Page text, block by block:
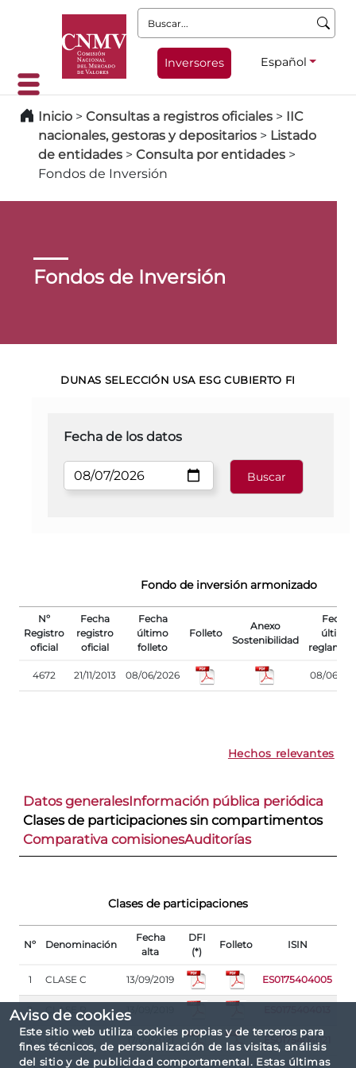
Aviso de cookies
Este sitio web utiliza cookies propias y de terceros para
fines técnicos, de personalización de las visitas, análisis
del sitio y de publicidad comportamental. Estas últimas
Buscar:
Inversores Español
Inicio > Consultas a registros oficiales > IIC
nacionales, gestoras y depositarios > Listado
de entidades > Consulta por entidades >
Fondos de Inversión
Fondos de Inversión
DUNAS SELECCIÓN USA ESG CUBIERTO FI
Fecha de los datos
Fondo de inversión armonizado
Nº
Registro
oficial
Fecha
registro
oficial
Fecha
último
folleto
Folleto
Anexo
Sostenibilidad
Fecha
último
4672 21/11/2013 08/06/2026 08/06/
Hechos relevantes
Datos generalesInformación pública periódica
Clases de participaciones sin compartimentos
Comparativa comisionesAuditorías
Clases de participaciones
Nº Denominación
Fecha
alta
DFI
(*)
Folleto ISIN
1 CLASE C 13/09/2019 ES0175404005
2 CLASE R 13/09/2019
CLASE I 17/09/2021 ES0175404021
(*) La responsabilidad sobre el contenido y veracidad del DFI corresponde